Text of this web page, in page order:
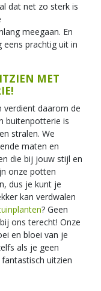
dat net zo sterk is
meegaan. En
eens prachtig uit in
MET
verdient daarom de
buitenpotterie is
stralen. We
maten en
die bij jouw stijl en
onze potten
dus je kunt je
kan verdwalen
? Geen
ons terecht! Onze
en bloei van je
als je geen
uitzien